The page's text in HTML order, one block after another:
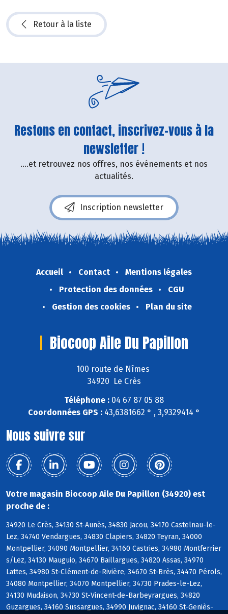
Retour à la liste
Restons en contact, inscrivez-vous à la
newsletter !
....et retrouvez nos offres, nos événements et nos
actualités.
Inscription newsletter
Accueil Contact
Mentions légales
Protection des données
CGU
Gestion des cookies
Plan du site
Biocoop Aile Du Papillon
100 route de Nîmes
34920 Le Crès
Téléphone : 04 67 87 05 88
Coordonnées GPS : 43,6381662 ° , 3,9329414 °
Nous suivre sur
Votre magasin Biocoop Aile Du Papillon (34920) est
proche de :
34920 Le Crès, 34130 St-Aunès, 34830 Jacou, 34170 Castelnau-le-
Lez, 34740 Vendargues, 34830 Clapiers, 34820 Teyran, 34000
Montpellier, 34090 Montpellier, 34160 Castries, 34980 Montferrier
s/Lez, 34130 Mauguio, 34670 Baillargues, 34820 Assas, 34970
Lattes, 34980 St-Clément-de-Rivière, 34670 St-Brès, 34470 Pérols,
34080 Montpellier, 34070 Montpellier, 34730 Prades-le-Lez,
34130 Mudaison, 34730 St-Vincent-de-Barbeyrargues, 34820
Guzargues, 34160 Sussargues, 34990 Juvignac, 34160 St-Geniès-